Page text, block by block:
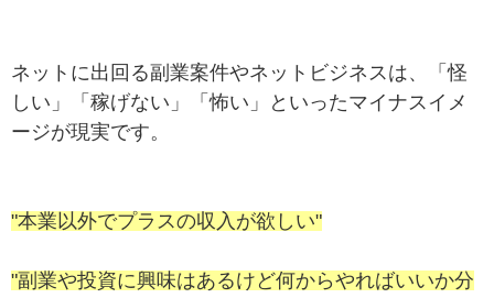
ネットに出回る副業案件やネットビジネスは、「怪
しい」「稼げない」「怖い」といったマイナスイメ
ージが現実です。
"本業以外でプラスの収入が欲しい"
"副業や投資に興味はあるけど何からやればいいか分